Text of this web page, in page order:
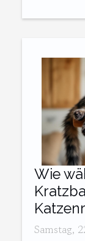
Wie
Samstag,